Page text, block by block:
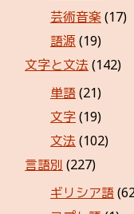
芸術音楽 (17)
語源 (19)
文字と文法 (142)
単語(21)
文字(19)
文法 (102)
言語別 (227)
ギリシア語